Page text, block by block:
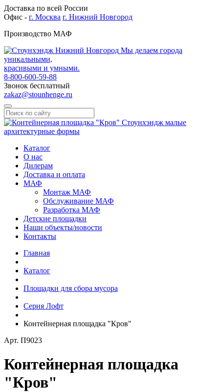
Доставка по всей России
Офис - г. Москва г. Нижний Новгород
Производство МАФ
Мы делаем города
уникальными,
красивыми и умными.
8-800-600-59-88
Звонок бесплатный
zakaz@stounhenge.ru
Каталог
О нас
Дилерам
Доставка и оплата
МАФ
Монтаж МАФ
Обслуживание МАФ
Разработка МАФ
Детские площадки
Наши объекты/новости
Контакты
Главная
Каталог
Площадки для сбора мусора
Серия Лофт
Контейнерная площадка "Кров"
Арт. П9023
Контейнерная площадка
"Кров"